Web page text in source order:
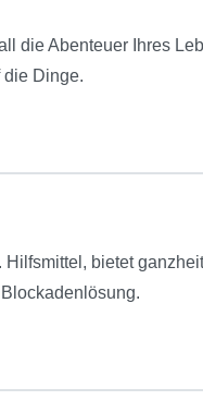
die Abenteuer Ihres
Dinge.
bietet